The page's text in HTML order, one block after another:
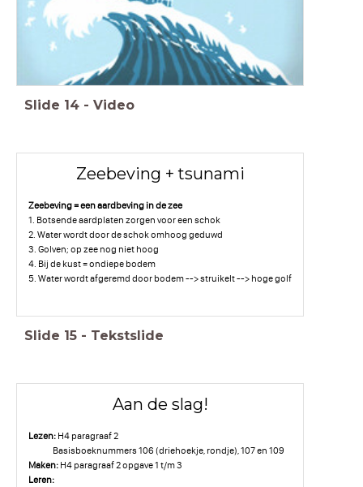
Slide 14 - Video
Zeebeving + tsunami
Zeebeving = een aardbeving in de zee
1. Botsende aardplaten zorgen voor een schok
2. Water wordt door de schok omhoog geduwd
3. Golven; op zee nog niet hoog
4. Bij de kust = ondiepe bodem
5. Water wordt afgeremd door bodem --> struikelt --> hoge golf
Slide 15 - Tekstslide
Aan de slag!
Lezen:H4 paragraaf 2
Basisboeknummers 106 (driehoekje, rondje), 107 en 109
Maken:H4 paragraaf 2 opgave 1 t/m 3
Leren: